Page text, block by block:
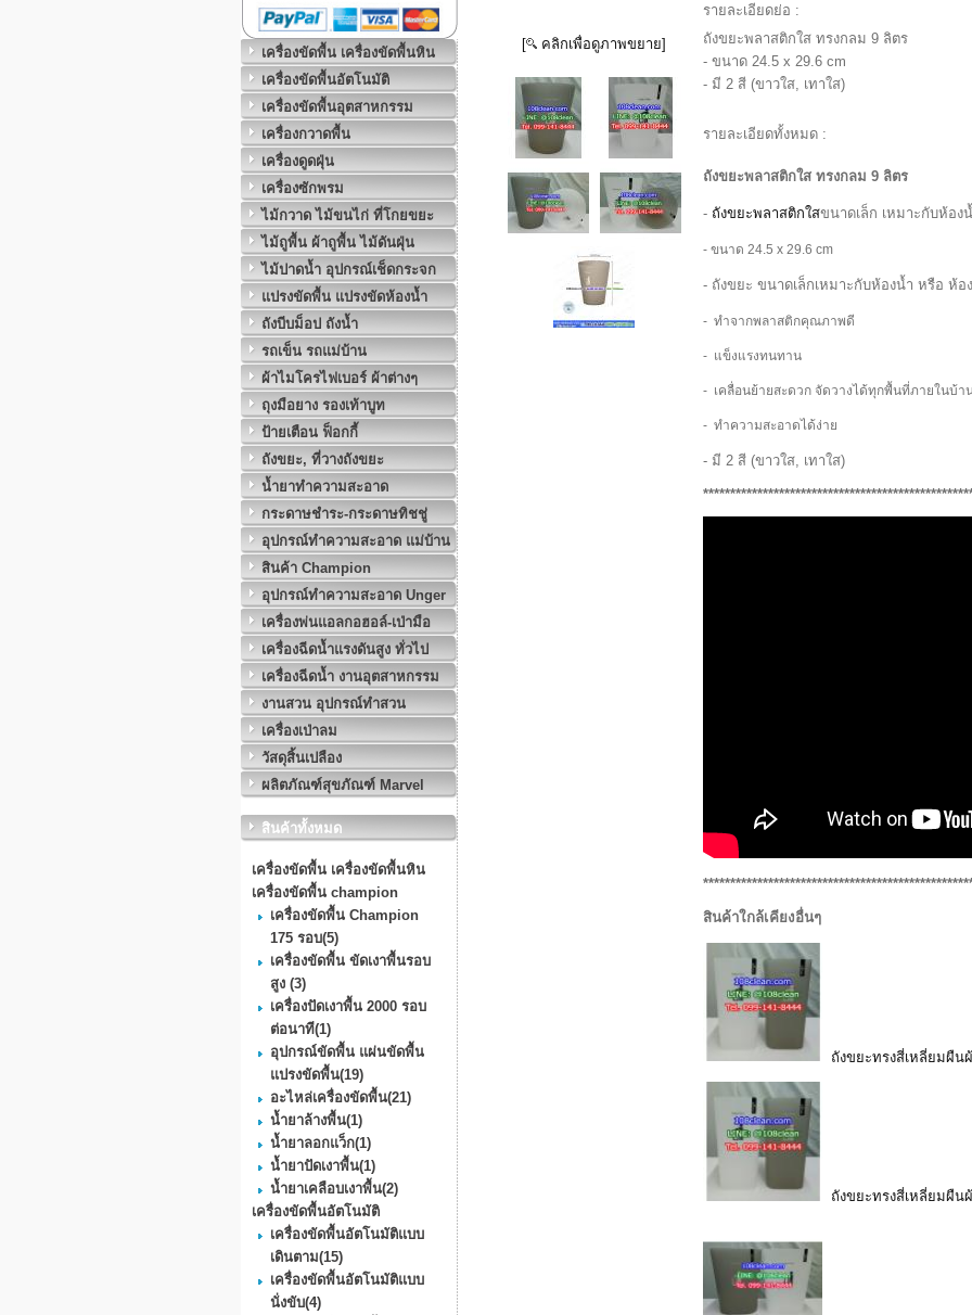
เครื่องขัดพื้น เครื่องขัดพื้นหิน
เครื่องขัดพื้นอัตโนมัติ
เครื่องขัดพื้นอุตสาหกรรม
เครื่องกวาดพื้น
เครื่องดูดฝุ่น
เครื่องซักพรม
ไม้กวาด ไม้ขนไก่ ที่โกยขยะ
ไม้ถูพื้น ผ้าถูพื้น ไม้ดันฝุ่น
ไม้ปาดน้ำ อุปกรณ์เช็ดกระจก
แปรงขัดพื้น แปรงขัดห้องน้ำ
ถังบีบม็อป ถังน้ำ
รถเข็น รถแม่บ้าน
ผ้าไมโครไฟเบอร์ ผ้าต่างๆ
ถุงมือยาง รองเท้าบูท
ป้ายเตือน ฟ็อกกี้
ถังขยะ, ที่วางถังขยะ
น้ำยาทำความสะอาด
กระดาษชำระ-กระดาษทิชชู่
อุปกรณ์ทำความสะอาด แม่บ้าน
สินค้า Champion
อุปกรณ์ทำความสะอาด Unger
เครื่องพ่นแอลกอฮอล์-เป่ามือ
เครื่องฉีดน้ำแรงดันสูง ทั่วไป
เครื่องฉีดน้ำ งานอุตสาหกรรม
งานสวน อุปกรณ์ทำสวน
เครื่องเป่าลม
วัสดุสิ้นเปลือง
ผลิตภัณฑ์สุขภัณฑ์ Marvel
สินค้าทั้งหมด
เครื่องขัดพื้น เครื่องขัดพื้นหิน
เครื่องขัดพื้น champion
เครื่องขัดพื้น Champion
175 รอบ(5)
เครื่องขัดพื้น ขัดเงาพื้นรอบ
สูง (3)
เครื่องปัดเงาพื้น 2000 รอบ
ต่อนาที(1)
อุปกรณ์ขัดพื้น แผ่นขัดพื้น
แปรงขัดพื้น(19)
อะไหล่เครื่องขัดพื้น(21)
น้ำยาล้างพื้น(1)
น้ำยาลอกแว็ก(1)
น้ำยาปัดเงาพื้น(1)
น้ำยาเคลือบเงาพื้น(2)
เครื่องขัดพื้นอัตโนมัติ
เครื่องขัดพื้นอัตโนมัติแบบ
เดินตาม(15)
เครื่องขัดพื้นอัตโนมัติแบบ
นั่งขับ(4)
[ คลิกเพื่อดูภาพขยาย]
รายละเอียดย่อ :
ถังขยะพลาสติกใส ทรงกลม 9 ลิตร
- ขนาด 24.5 x 29.6 cm
- มี 2 สี (ขาวใส, เทาใส)
รายละเอียดทั้งหมด :
ถังขยะพลาสติกใส ทรงกลม 9 ลิตร
- ถังขยะพลาสติกใสขนาดเล็ก เหมาะกับห้อง
- ขนาด 24.5 x 29.6 cm
- ถังขยะ ขนาดเล็กเหมาะกับห้องน้ำ หรือ ห้อ
- ทำจากพลาสติกคุณภาพดี
- แข็งแรงทนทาน
- เคลื่อนย้ายสะดวก จัดวางได้ทุกพื้นที่ภายในบ้า
- ทำความสะอาดได้ง่าย
- มี 2 สี (ขาวใส, เทาใส)
สินค้าใกล้เคียงอื่นๆ
ถังขยะทรงสี่เหลี่ยมผืน
ถังขยะทรงสี่เหลี่ยมผืน